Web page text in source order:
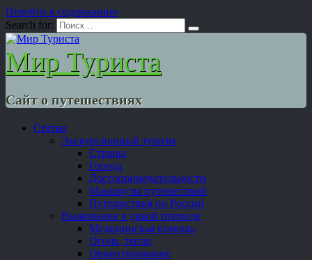
Перейти к содержанию
Search for:
Мир Туриста
Сайт о путешествиях
Статьи
Экскурсионный туризм
Страны
Города
Достопримечательности
Маршруты путешествий
Путешествия по России
Выживание в дикой природе
Медицинская помощь
Огонь, тепло
Ориентирование